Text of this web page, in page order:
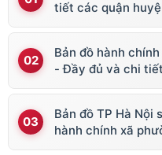
tiết các quận
Bản đồ hành
- Đầy đủ và chi
Bản đồ TP Hà Nội
hành chính xã